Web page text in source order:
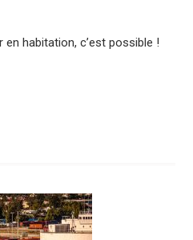
habitation, c’est possible !